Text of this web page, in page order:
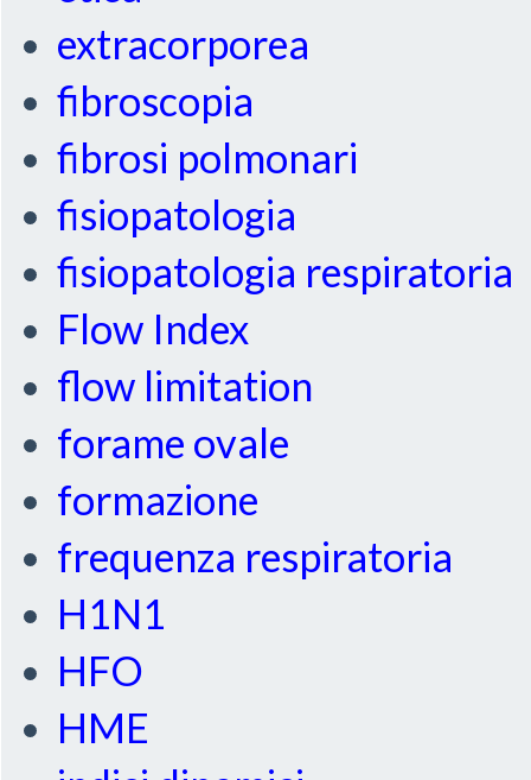
extracorporea
fibroscopia
fibrosi polmonari
fisiopatologia
fisiopatologia respiratoria
Flow Index
flow limitation
forame ovale
formazione
frequenza respiratoria
H1N1
HFO
HME